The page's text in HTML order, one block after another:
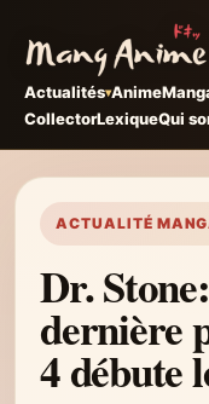
Actualités Anime
CollectorLexiqueQui
ACTUALITÉ
Dr.
dernière
4 débute